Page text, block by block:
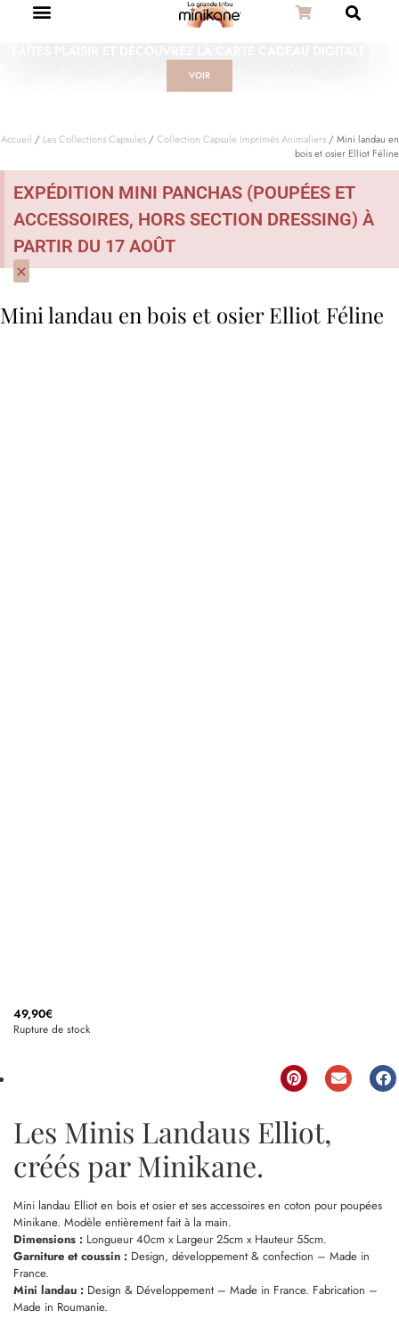
VOIR
Accueil / Les Collections Capsules /Collection Capsule Imprimés Animaliers / Mini landau en
bois et osier Elliot Féline
EXPÉDITION MINI PANCHAS (POUPÉES ET
ACCESSOIRES, HORS SECTION DRESSING) À
PARTIR DU 17 AOÛT
×
Mini landau en bois et osier Elliot Féline
49,90€
Rupture de stock
Les Minis Landaus Elliot,
créés par Minikane.
Mini landau Elliot en bois et osier et ses accessoires en coton pour poupées
Minikane. Modèle entièrement fait à la main.
Dimensions : Longueur 40cm x Largeur 25cm x Hauteur 55cm.
Garniture et coussin : Design, développement & confection – Made in
France.
Mini landau : Design & Développement – Made in France. Fabrication –
Made in Roumanie.